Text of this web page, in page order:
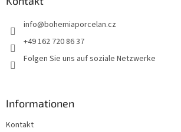
info@bohemiaporcelan.cz
+49 162 720 86 37
Folgen Sie uns auf soziale Netzwerke
Informationen
Kontakt